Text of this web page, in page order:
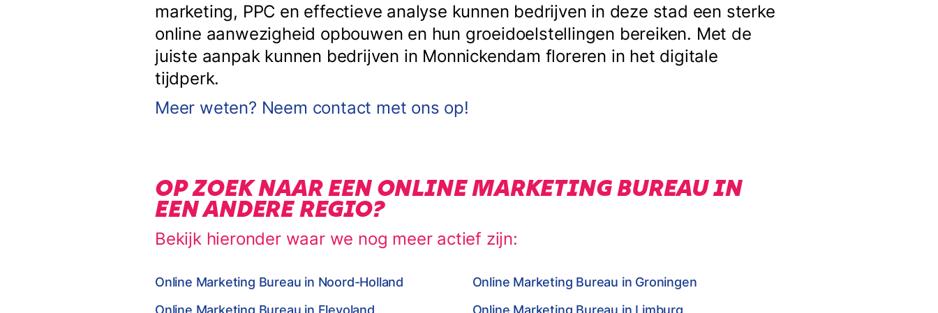
marketing, PPC en effectieve analyse kunnen bedrijven in deze stad een sterke
online aanwezigheid opbouwen en hun groeidoelstellingen bereiken. Met de
juiste aanpak kunnen bedrijven in Monnickendam floreren in het digitale
tijdperk.
Meer weten? Neem contact met ons op!
OP ZOEK NAAR EEN ONLINE MARKETING BUREAU IN
EEN ANDERE REGIO?
Bekijk hieronder waar we nog meer actief zijn:
Online Marketing Bureau in Noord-Holland
Online Marketing Bureau in Groningen
Online Marketing Bureau in Flevoland
Online Marketing Bureau in Limburg